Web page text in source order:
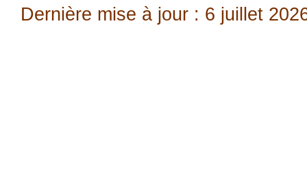
Dernière mise à jour : 6 juillet